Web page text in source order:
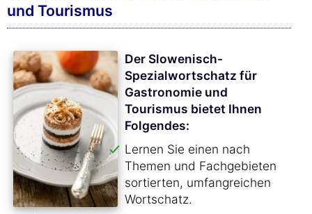
und Tourismus
Der Slowenisch-
Spezialwortschatz für
Gastronomie und
Tourismus bietet Ihnen
Folgendes:
Lernen Sie einen nach
Themen und Fachgebieten
sortierten, umfangreichen
Wortschatz.